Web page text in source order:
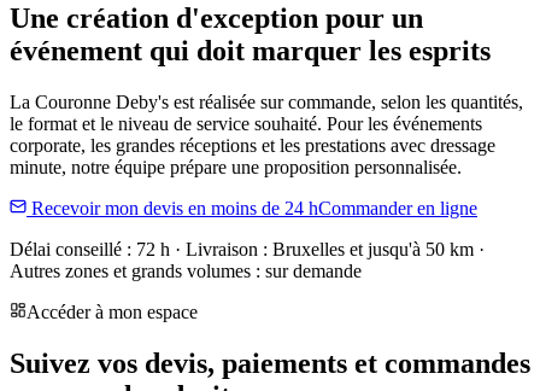
Une création d'exception pour un
événement qui doit marquer les esprits
La Couronne Deby's est réalisée sur commande, selon les quantités,
le format et le niveau de service souhaité. Pour les événements
corporate, les grandes réceptions et les prestations avec dressage
minute, notre équipe prépare une proposition personnalisée.
Recevoir mon devis en moins de 24 hCommander en ligne
Délai conseillé : 72 h · Livraison : Bruxelles et jusqu'à 50 km ·
Autres zones et grands volumes : sur demande
Accéder à mon espace
Suivez vos devis, paiements et commandes